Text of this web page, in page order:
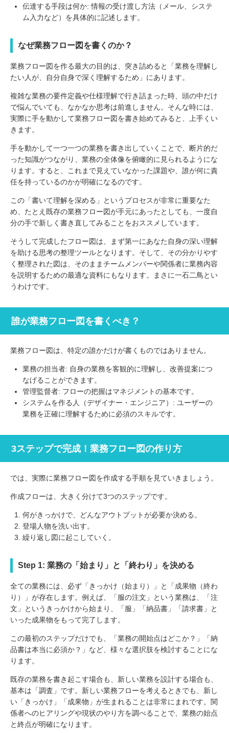
伝達する手段は何か: 情報の受け渡し方法（メール、システ
ム入力など）を具体的に記述します。
なぜ業務フロー図を書くのか？
業務フロー図を作る最大の目的は、突き詰めると「業務を理解し
たい人が、自分自身で深く理解するため」にあります。
複雑な業務の要件定義や仕様理解で行き詰まった時、頭の中だけ
で悩んでいても、なかなか思考は前進しません。そんな時には、
実際に手を動かして業務フロー図を書き始めてみると、上手くい
きます。
手を動かして一つ一つの業務を書き出していくことで、断片的だ
った知識がつながり、業務の全体像を俯瞰的に見られるようにな
ります。すると、これまで見えていなかった課題や、誰が何に責
任を持っているのかが明確になるのです。
この「書いて理解を深める」というプロセスが非常に重要なた
め、たとえ既存の業務フロー図が手元にあったとしても、一度自
分の手で新しく書き直してみることをおススメしています。
そうして完成したフロー図は、まず第一にあなた自身の深い理解
を助ける思考の整理ツールとなります。そして、その分かりやす
く整理された図は、そのままチームメンバーや関係者に業務内容
を説明するための最適な資料にもなります。まさに一石二鳥とい
うわけです。
誰が業務フロー図を書くべき？
業務フロー図は、特定の誰かだけが書くものではありません。
業務の担当者: 自身の業務を客観的に理解し、改善提案につ
なげることができます。
管理監督者: フローの把握はマネジメントの基本です。
システムを作る人（デザイナー・エンジニア）: ユーザーの
業務を正確に理解するために必須のスキルです。
3ステップで完成！業務フロー図の作り方
では、実際に業務フロー図を作成する手順を見ていきましょう。
作成フローは、大きく分けて3つのステップです。
何がきっかけで、どんなアウトプットが必要か決める。
登場人物を洗い出す。
繰り返し図に起こしていく。
Step 1: 業務の「始まり」と「終わり」を決める
全ての業務には、必ず「きっかけ（始まり）」と「成果物（終わ
り）」が存在します。例えば、「服の注文」という業務は、「注
文」というきっかけから始まり、「服」「納品書」「請求書」と
いった成果物をもって完了します。
この最初のステップだけでも、「業務の開始点はどこか？」「納
品書は本当に必須か？」など、様々な選択肢を検討することにな
ります。
既存の業務を書き起こす場合も、新しい業務を設計する場合も、
基本は「調査」です。新しい業務フローを考えるときでも、新し
い「きっかけ」「成果物」が生まれることは非常にまれです。関
係者へのヒアリングや現状のやり方を調べることで、業務の始点
と終点が明確になります。